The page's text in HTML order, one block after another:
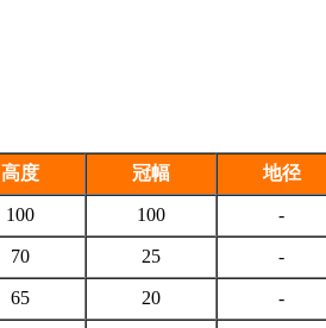
高度 冠幅 地径
100 100 -
70 25 -
65 20 -